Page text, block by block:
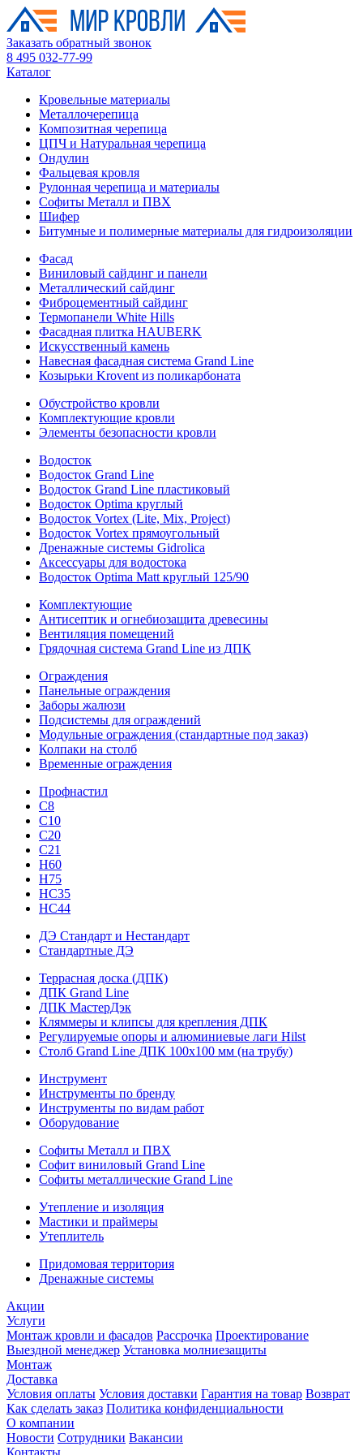
Заказать обратный звонок
8 495 032-77-99
Каталог
Кровельные материалы
Металлочерепица
Композитная черепица
ЦПЧ и Натуральная черепица
Ондулин
Фальцевая кровля
Рулонная черепица и материалы
Софиты Металл и ПВХ
Шифер
Битумные и полимерные материалы для гидроизоляции
Фасад
Виниловый сайдинг и панели
Металлический сайдинг
Фиброцементный сайдинг
Термопанели White Hills
Фасадная плитка HAUBERK
Искусственный камень
Навесная фасадная система Grand Line
Козырьки Krovent из поликарбоната
Обустройство кровли
Комплектующие кровли
Элементы безопасности кровли
Водосток
Водосток Grand Line
Водосток Grand Line пластиковый
Водосток Optima круглый
Водосток Vortex (Lite, Mix, Project)
Водосток Vortex прямоугольный
Дренажные системы Gidrolica
Аксессуары для водостока
Водосток Optima Matt круглый 125/90
Комплектующие
Антисептик и огнебиозащита древесины
Вентиляция помещений
Грядочная система Grand Line из ДПК
Ограждения
Панельные ограждения
Заборы жалюзи
Подсистемы для ограждений
Модульные ограждения (стандартные под заказ)
Колпаки на столб
Временные ограждения
Профнастил
С8
С10
С20
С21
H60
H75
HС35
НС44
ДЭ Стандарт и Нестандарт
Стандартные ДЭ
Террасная доска (ДПК)
ДПК Grand Line
ДПК МастерДэк
Кляммеры и клипсы для крепления ДПК
Регулируемые опоры и алюминиевые лаги Hilst
Столб Grand Line ДПК 100х100 мм (на трубу)
Инструмент
Инструменты по бренду
Инструменты по видам работ
Оборудование
Софиты Металл и ПВХ
Софит виниловый Grand Line
Софиты металлические Grand Line
Утепление и изоляция
Мастики и праймеры
Утеплитель
Придомовая территория
Дренажные системы
Акции
Услуги
Монтаж кровли и фасадов Рассрочка Проектирование
Выездной менеджер Установка молниезащиты
Монтаж
Доставка
Условия оплаты Условия доставки Гарантия на товар Возврат
Как сделать заказ Политика конфиденциальности
О компании
Новости Сотрудники Вакансии
Контакты